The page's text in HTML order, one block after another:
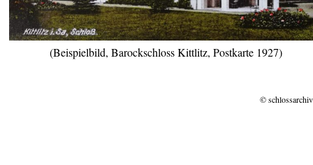
(Beispielbild, Barockschloss Kittlitz, Postkarte 1927)
©